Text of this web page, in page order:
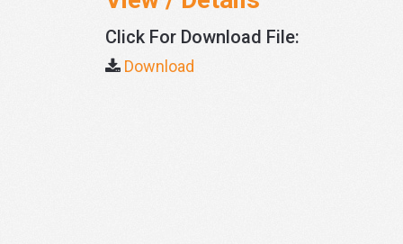
Click For Download File:
Download